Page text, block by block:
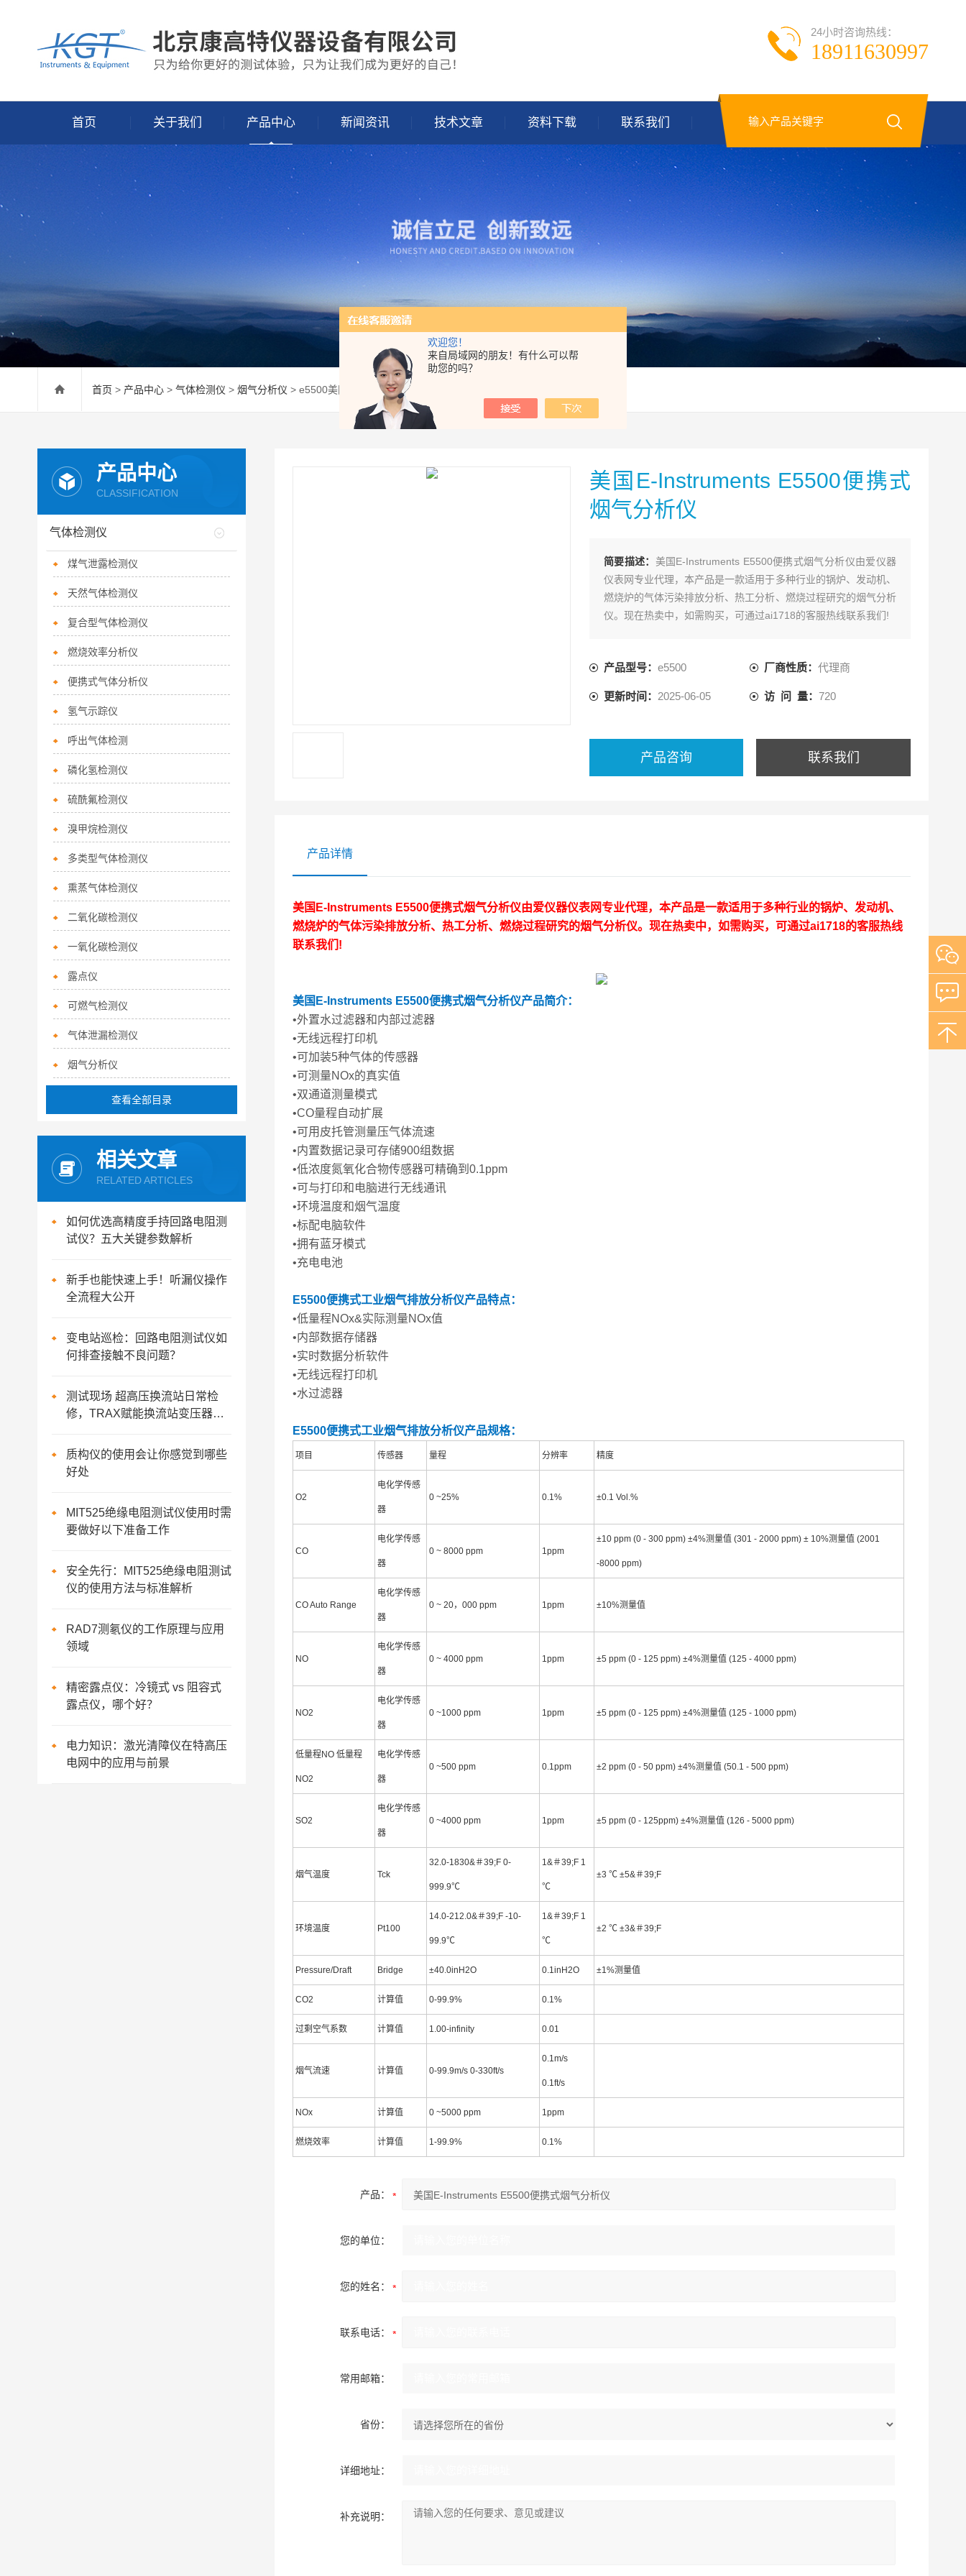
欢迎您！
来自局域网的朋友！有什么可以帮
助您的吗？
24小时咨询热线：
18911630997
首页 关于我们 产品中心 新闻资讯 技术文章 资料下载 联系我们
首页 > 产品中心 > 气体检测仪 > 烟气分析仪 > e5500美国E-Instruments E5500便携式烟气分析仪
美国E-Instruments E5500便携式
烟气分析仪
简要描述： 美国E-Instruments E5500便携式烟气分析仪由爱仪器
仪表网专业代理，本产品是一款适用于多种行业的锅炉、发动机、
燃烧炉的气体污染排放分析、热工分析、燃烧过程研究的烟气分析
仪。现在热卖中，如需购买，可通过ai1718的客服热线联系我们!
产品型号： e5500 厂商性质：代理商
更新时间： 2025-06-05 访 问 量：720
产品咨询 联系我们
产品详情
美国E-Instruments E5500便携式烟气分析仪由爱仪器仪表网专业代理，本产品是一款适用于多种行业的锅炉、发动机、
燃烧炉的气体污染排放分析、热工分析、燃烧过程研究的烟气分析仪。现在热卖中，如需购买，可通过ai1718的客服热线
联系我们!
美国E-Instruments E5500便携式烟气分析仪产品简介：
•外置水过滤器和内部过滤器
•无线远程打印机
•可加装5种气体的传感器
•可测量NOx的真实值
•双通道测量模式
•CO量程自动扩展
•可用皮托管测量压气体流速
•内置数据记录可存储900组数据
•低浓度氮氧化合物传感器可精确到0.1ppm
•可与打印和电脑进行无线通讯
•环境温度和烟气温度
•标配电脑软件
•拥有蓝牙模式
•充电电池
E5500便携式工业烟气排放分析仪产品特点：
•低量程NOx&实际测量NOx值
•内部数据存储器
•实时数据分析软件
•无线远程打印机
•水过滤器
E5500便携式工业烟气排放分析仪产品规格：
项目 传感器 量程 分辨率 精度
O2
电化学传感
器
0 ~25% 0.1% ±0.1 Vol.%
CO
电化学传感
器
0 ~ 8000 ppm 1ppm
±10 ppm (0 - 300 ppm) ±4%测量值 (301 - 2000 ppm) ± 10%测量值 (2001
-8000 ppm)
CO Auto Range
电化学传感
器
0 ~ 20，000 ppm 1ppm ±10%测量值
NO
电化学传感
器
0 ~ 4000 ppm 1ppm ±5 ppm (0 - 125 ppm) ±4%测量值 (125 - 4000 ppm)
NO2
电化学传感
器
0 ~1000 ppm 1ppm ±5 ppm (0 - 125 ppm) ±4%测量值 (125 - 1000 ppm)
低量程NO 低量程
NO2
电化学传感
器
0 ~500 ppm 0.1ppm ±2 ppm (0 - 50 ppm) ±4%测量值 (50.1 - 500 ppm)
SO2
电化学传感
器
0 ~4000 ppm 1ppm ±5 ppm (0 - 125ppm) ±4%测量值 (126 - 5000 ppm)
烟气温度 Tck
32.0-1830&＃39;F 0-
999.9℃
1&＃39;F 1
℃
±3 ℃ ±5&＃39;F
环境温度 Pt100
14.0-212.0&＃39;F -10-
99.9℃
1&＃39;F 1
℃
±2 ℃ ±3&＃39;F
Pressure/Draft Bridge ±40.0inH2O 0.1inH2O ±1%测量值
CO2 计算值 0-99.9% 0.1%
过剩空气系数 计算值 1.00-infinity 0.01
烟气流速 计算值 0-99.9m/s 0-330ft/s
0.1m/s
0.1ft/s
NOx 计算值 0 ~5000 ppm 1ppm
燃烧效率 计算值 1-99.9% 0.1%
产品：
您的单位：
您的姓名：
联系电话：
常用邮箱：
省份：
详细地址：
补充说明：
产品中心
CLASSIFICATION
气体检测仪
煤气泄露检测仪
天然气体检测仪
复合型气体检测仪
燃烧效率分析仪
便携式气体分析仪
氢气示踪仪
呼出气体检测
磷化氢检测仪
硫酰氟检测仪
溴甲烷检测仪
多类型气体检测仪
熏蒸气体检测仪
二氧化碳检测仪
一氧化碳检测仪
露点仪
可燃气检测仪
气体泄漏检测仪
烟气分析仪
查看全部目录
相关文章
RELATED ARTICLES
如何优选高精度手持回路电阻测
试仪？五大关键参数解析
新手也能快速上手！听漏仪操作
全流程大公开
变电站巡检：回路电阻测试仪如
何排查接触不良问题？
测试现场 超高压换流站日常检
修，TRAX赋能换流站变压器测
质构仪的使用会让你感觉到哪些
好处
MIT525绝缘电阻测试仪使用时需
要做好以下准备工作
安全先行：MIT525绝缘电阻测试
仪的使用方法与标准解析
RAD7测氡仪的工作原理与应用
领域
精密露点仪：冷镜式 vs 阻容式
露点仪，哪个好？
电力知识：激光清障仪在特高压
电网中的应用与前景